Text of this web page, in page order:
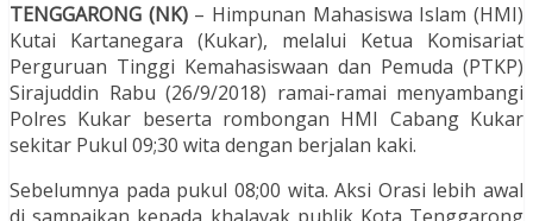
TENGGARONG (NK)– Himpunan Mahasiswa Islam (HMI)
Kutai Kartanegara (Kukar), melalui Ketua Komisariat
Perguruan Tinggi Kemahasiswaan dan Pemuda (PTKP)
Sirajuddin Rabu (26/9/2018) ramai-ramai menyambangi
Polres Kukar beserta rombongan HMI Cabang Kukar
sekitar Pukul 09;30 wita dengan berjalan kaki.
Sebelumnya pada pukul 08;00 wita. Aksi Orasi lebih awal